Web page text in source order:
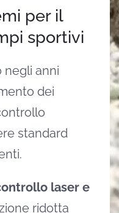
per il
sportivi
anni
dei
standard
laser e
ridotta